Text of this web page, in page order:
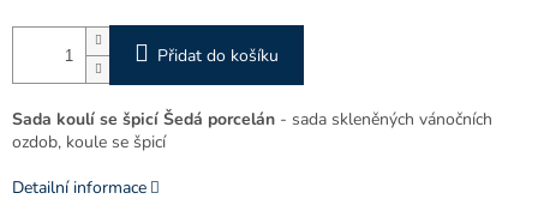
Přidat do košíku
Sada koulí se špicí Šedá porcelán - sada skleněných vánočních
ozdob, koule se špicí
Detailní informace